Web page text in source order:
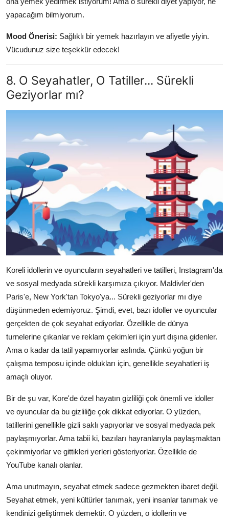
yapacağım bilmiyorum.
Mood Önerisi: Sağlıklı bir yemek hazırlayın ve afiyetle yiyin.
Vücudunuz size teşekkür edecek!
8. O Seyahatler, O Tatiller... Sürekli
Geziyorlar mı?
Koreli idollerin ve oyuncuların seyahatleri ve tatilleri, Instagram'da
ve sosyal medyada sürekli karşımıza çıkıyor. Maldivler'den
Paris'e, New York'tan Tokyo'ya... Sürekli geziyorlar mı diye
düşünmeden edemiyoruz. Şimdi, evet, bazı idoller ve oyuncular
gerçekten de çok seyahat ediyorlar. Özellikle de dünya
turnelerine çıkanlar ve reklam çekimleri için yurt dışına gidenler.
Ama o kadar da tatil yapamıyorlar aslında. Çünkü yoğun bir
çalışma temposu içinde oldukları için, genellikle seyahatleri iş
amaçlı oluyor.
Bir de şu var, Kore'de özel hayatın gizliliği çok önemli ve idoller
ve oyuncular da bu gizliliğe çok dikkat ediyorlar. O yüzden,
tatillerini genellikle gizli saklı yapıyorlar ve sosyal medyada pek
paylaşmıyorlar. Ama tabii ki, bazıları hayranlarıyla paylaşmaktan
çekinmiyorlar ve gittikleri yerleri gösteriyorlar. Özellikle de
YouTube kanalı olanlar.
Ama unutmayın, seyahat etmek sadece gezmekten ibaret değil.
Seyahat etmek, yeni kültürler tanımak, yeni insanlar tanımak ve
kendinizi geliştirmek demektir. O yüzden, o idollerin ve